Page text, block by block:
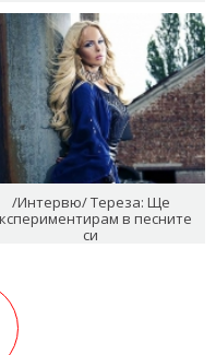
/Интервю/ Тереза: Ще
в песните
си